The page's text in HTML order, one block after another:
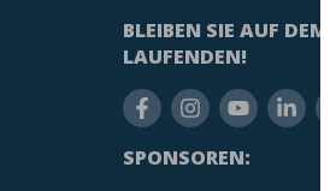
BLEIBEN SIE AUF DEM
LAUFENDEN!
SPONSOREN: